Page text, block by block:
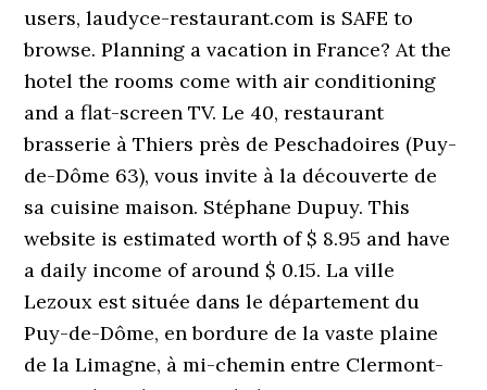
users, laudyce-restaurant.com is SAFE to
browse. Planning a vacation in France? At the
hotel the rooms come with air conditioning
and a flat-screen TV. Le 40, restaurant
brasserie à Thiers près de Peschadoires (Puy-
de-Dôme 63), vous invite à la découverte de
sa cuisine maison. Stéphane Dupuy. This
website is estimated worth of $ 8.95 and have
a daily income of around $ 0.15. La ville
Lezoux est située dans le département du
Puy-de-Dôme, en bordure de la vaste plaine
de la Limagne, à mi-chemin entre Clermont-